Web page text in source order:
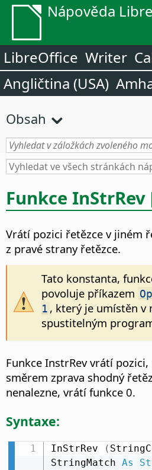
Nápověda
LibreOffice Writer
Angličtina (USA)
Obsah
Funkce InStrRev
Vrátí pozici řetězce v jiném
z pravé strany řetězce.
Tato konstanta,
povoluje příkazem
1 , který je umístěn v
spustitelným
Funkce InstrRev vrátí
směrem zprava shodný
nenalezne, vrátí funkce 0.
Syntaxe:
InStrRev (
StringMatch As